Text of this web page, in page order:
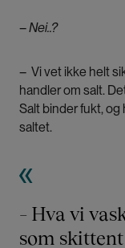
–Nei..?
– Vi vet ikke helt
handler om salt.
Salt binder fukt, og
saltet.
– Hva vi
som